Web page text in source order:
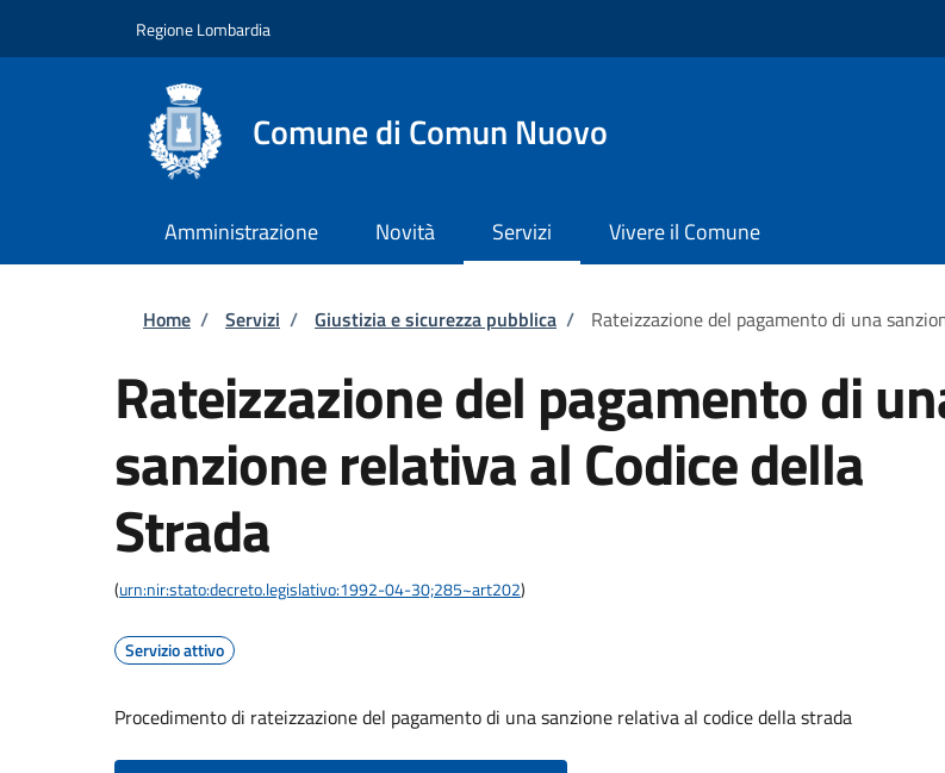
Regione Lombardia
Comune di Comun Nuovo
Amministrazione Novità Servizi Vivere il Comune
Briciole di pane
Home / Servizi / Giustizia e sicurezza pubblica / Rateizzazione del pagamento di una
Rateizzazione del pagamento di
sanzione relativa al Codice della
Strada
(urn:nir:stato:decreto.legislativo:1992-04-30;285~art202)
Servizio attivo
Procedimento di rateizzazione del pagamento di una sanzione relativa al codice della strada